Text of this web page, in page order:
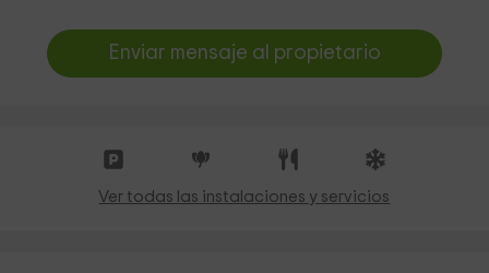
Enviar mensaje al propietario
Ver todas las instalaciones y servicios